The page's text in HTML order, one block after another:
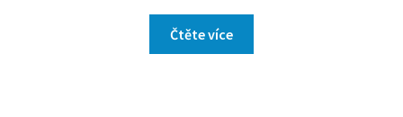
Čtěte více